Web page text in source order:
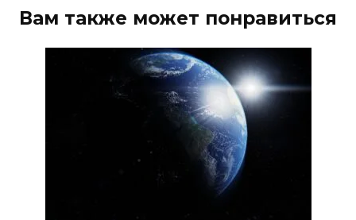
Вам также может понравиться